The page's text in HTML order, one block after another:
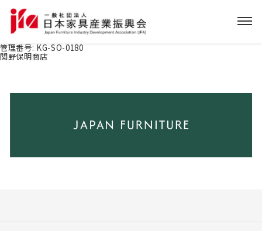
管理番号: KG-SO-0180
関野保明商店